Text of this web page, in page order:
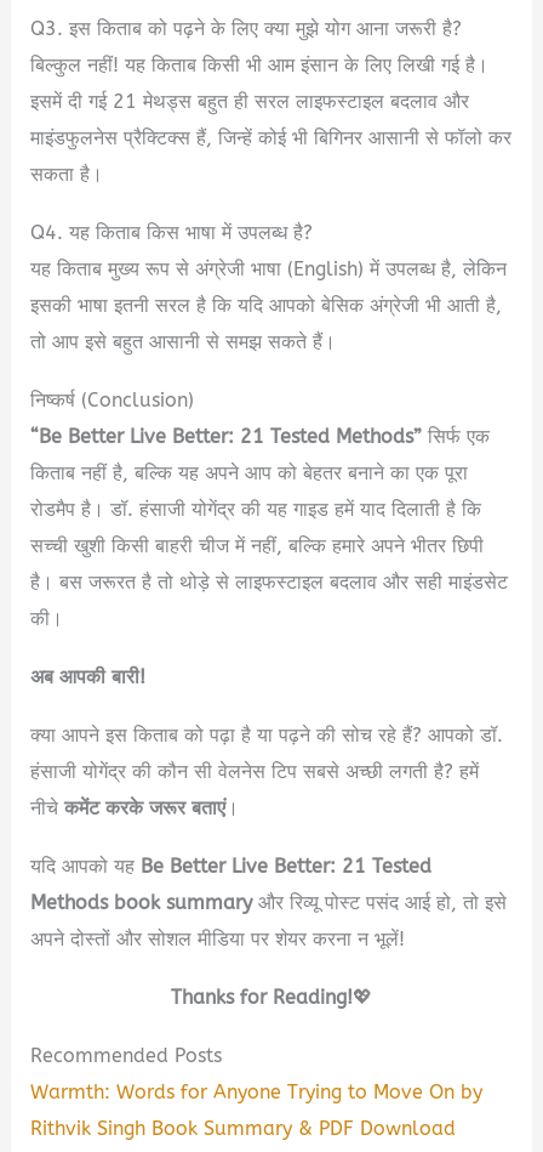
Q3. इस किताब को पढ़ने के लिए क्या मुझे योग आना जरूरी है?
बिल्कुल नहीं! यह किताब किसी भी आम इंसान के लिए लिखी गई है।
इसमें दी गई 21 मेथड्स बहुत ही सरल लाइफस्टाइल बदलाव और
माइंडफुलनेस प्रैक्टिक्स हैं, जिन्हें कोई भी बिगिनर आसानी से फॉलो कर
सकता है।
Q4. यह किताब किस भाषा में उपलब्ध है?
यह किताब मुख्य रूप से अंग्रेजी भाषा (English) में उपलब्ध है, लेकिन
इसकी भाषा इतनी सरल है कि यदि आपको बेसिक अंग्रेजी भी आती है,
तो आप इसे बहुत आसानी से समझ सकते हैं।
निष्कर्ष (Conclusion)
“Be Better Live Better: 21 Tested Methods” सिर्फ एक
किताब नहीं है, बल्कि यह अपने आप को बेहतर बनाने का एक पूरा
रोडमैप है। डॉ. हंसाजी योगेंद्र की यह गाइड हमें याद दिलाती है कि
सच्ची खुशी किसी बाहरी चीज में नहीं, बल्कि हमारे अपने भीतर छिपी
है। बस जरूरत है तो थोड़े से लाइफस्टाइल बदलाव और सही माइंडसेट
की।
अब आपकी बारी!
क्या आपने इस किताब को पढ़ा है या पढ़ने की सोच रहे हैं? आपको डॉ.
हंसाजी योगेंद्र की कौन सी वेलनेस टिप सबसे अच्छी लगती है? हमें
नीचेकमेंट करके जरूर बताएं।
यदि आपको यह Be Better Live Better: 21 Tested
Methods book summaryऔर रिव्यू पोस्ट पसंद आई हो, तो इसे
अपने दोस्तों और सोशल मीडिया पर शेयर करना न भूलें!
Thanks for Reading!💖
Recommended Posts
Warmth: Words for Anyone Trying to Move On by
Rithvik Singh Book Summary & PDF Download